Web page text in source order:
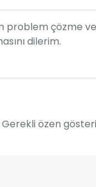
problem çözme
dilerim.
özen